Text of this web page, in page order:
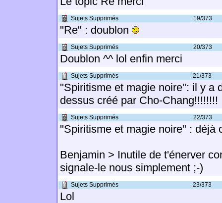
Sujets Supprimés 19/373
"Re" : doublon
Sujets Supprimés 20/373
Doublon ^^ lol enfin merci
Sujets Supprimés 21/373
"Spiritisme et magie noire": il y a
dessus créé par Cho-Chang!!!!!!!!
Sujets Supprimés 22/373
"Spiritisme et magie noire" : déjà
Benjamin > Inutile de t'énerver
signale-le nous simplement ;-)
Sujets Supprimés 23/373
Lol